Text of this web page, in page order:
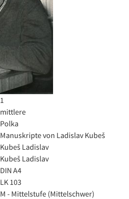
1
mittlere
Polka
Manuskripte von Ladislav Kubeš
Kubeš Ladislav
Kubeš Ladislav
DIN A4
LK 103
M - Mittelstufe (Mittelschwer)